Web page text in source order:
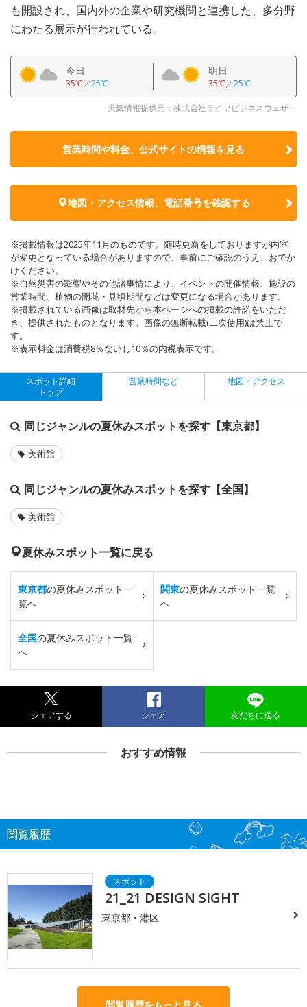
も開設され、国内外の企業や研究機関と連携した、多分野
にわたる展示が行われている。
今日
35℃／25℃
明日
35℃／25℃
天気情報提供元：株式会社ライフビジネスウェザー
営業時間や料金、公式サイトの情報を見る
地図・アクセス情報、電話番号を確認する
※掲載情報は2025年11月のものです。随時更新をしておりますが内容
が変更となっている場合がありますので、事前にご確認のうえ、おでか
けください。
※自然災害の影響やその他諸事情により、イベントの開催情報、施設の
営業時間、植物の開花・見頃期間などは変更になる場合があります。
※掲載されている画像は取材先から本ページへの掲載の許諾をいただ
き、提供されたものとなります。画像の無断転載(二次使用)は禁止で
す。
※表示料金は消費税8％ないし10％の内税表示です。
スポット詳細
トップ
営業時間など 地図・アクセス
同じジャンルの夏休みスポットを探す【東京都】
美術館
同じジャンルの夏休みスポットを探す【全国】
美術館
夏休みスポット一覧に戻る
東京都の夏休みスポット一
覧へ
関東の夏休みスポット一覧
へ
全国の夏休みスポット一覧
へ
シェアする シェア 友だちに送る
おすすめ情報
閲覧履歴
21_21 DESIGN SIGHT
東京都・港区